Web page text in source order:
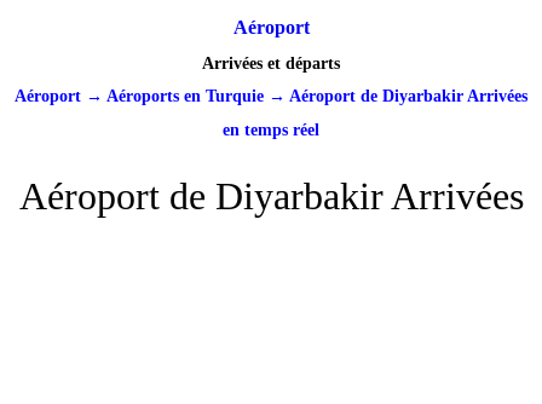
Aéroport
Arrivées et départs
Aéroport → Aéroports en Turquie → Aéroport de Diyarbakir Arrivées
en temps réel
Aéroport de Diyarbakir Arrivées